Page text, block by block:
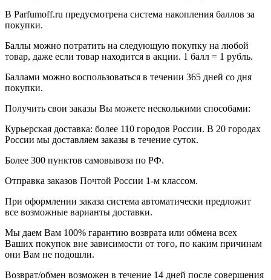
В Parfumoff.ru предусмотрена система накопления баллов за
покупки.
Баллы можно потратить на следующую покупку на любой
товар, даже если товар находится в акции. 1 балл = 1 рубль.
Баллами можно воспользоваться в течении 365 дней со дня
покупки.
Получить свои заказы Вы можете несколькими способами:
Курьерская доставка: более 110 городов России. В 20 городах
России мы доставляем заказы в течение суток.
Более 300 пунктов самовывоза по РФ.
Отправка заказов Почтой России 1-м классом.
При оформлении заказа система автоматически предложит
все возможные варианты доставки.
Мы даем Вам 100% гарантию возврата или обмена всех
Ваших покупок вне зависимости от того, по каким причинам
они Вам не подошли.
Возврат/обмен возможен в течение 14 дней после совершения